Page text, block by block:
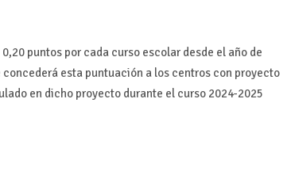
puntos por cada curso escolar desde el año de
esta puntuación a los centros con proyecto
en dicho proyecto durante el curso 2024-2025